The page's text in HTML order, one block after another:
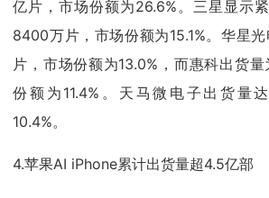
亿片，市场份额为26.6%。三星显示
8400万片，市场份额为15.1%。华星
片，市场份额为13.0%，而惠科出货
份额为11.4%。天马微电子出货量
10.4%。
4.苹果AI iPhone累计出货量超4.5亿部